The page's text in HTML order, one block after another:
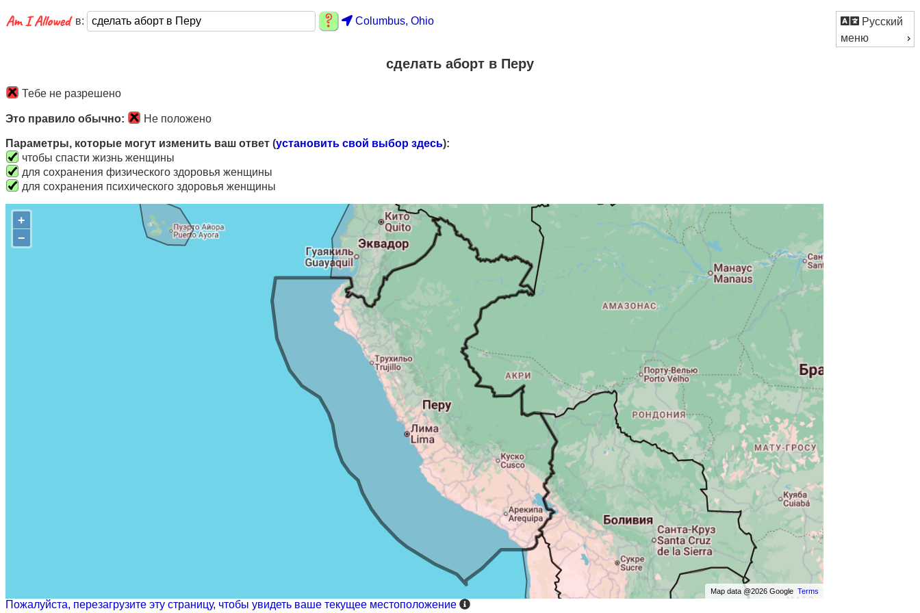
Русский
меню
в: Columbus, Ohio
сделать аборт в Перу
Тебе не разрешено
Это правило обычно: Не положено
Параметры, которые могут изменить ваш ответ (установить свой выбор здесь):
чтобы спасти жизнь женщины
для сохранения физического здоровья женщины
для сохранения психического здоровья женщины
+
−
Map data @2026 Google Terms
Пожалуйста, перезагрузите эту страницу, чтобы увидеть ваше текущее местоположение